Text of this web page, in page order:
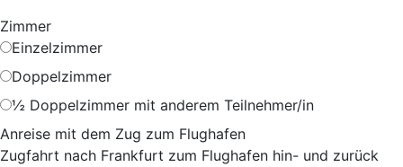
Zimmer
Einzelzimmer
Doppelzimmer
½ Doppelzimmer mit anderem Teilnehmer/in
Anreise mit dem Zug zum Flughafen
Zugfahrt nach Frankfurt zum Flughafen hin- und zurück